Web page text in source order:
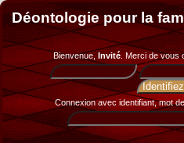
Déontologie pour la
Bienvenue, Invité. Merci devous
Connexion avec identifiant, mot